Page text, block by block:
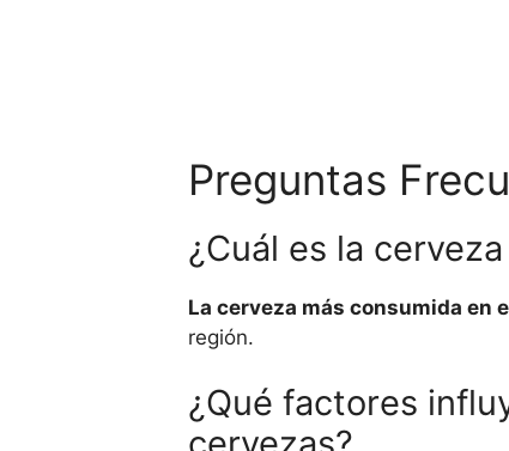
Preguntas
¿Cuál es la
La cerveza más consumida en
región.
¿Qué factores